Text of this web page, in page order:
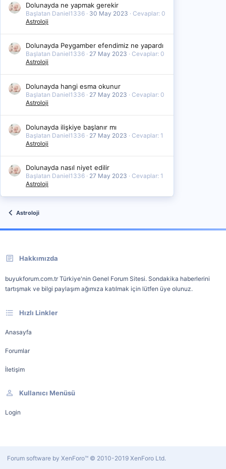
Dolunayda ne yapmak gerekir
Başlatan Daniel1336 30 May 2023
Cevaplar: 0
Astroloji
Dolunayda Peygamber efendimiz ne yapardı
Başlatan Daniel1336 27 May 2023
Cevaplar: 0
Astroloji
Dolunayda hangi esma okunur
Başlatan Daniel1336 27 May 2023
Cevaplar: 0
Astroloji
Dolunayda ilişkiye başlanır mı
Başlatan Daniel1336 27 May 2023
Cevaplar: 1
Astroloji
Dolunayda nasıl niyet edilir
Başlatan Daniel1336 27 May 2023
Cevaplar: 1
Astroloji
Astroloji
Hakkımızda
buyukforum.com.tr Türkiye'nin Genel Forum Sitesi. Sondakika haberlerini
tartışmak ve bilgi paylaşım ağımıza katılmak için lütfen üye olunuz.
Hızlı Linkler
Anasayfa
Forumlar
İletişim
Kullanıcı Menüsü
Login
Forum software by XenForo™ © 2010-2019 XenForo Ltd.